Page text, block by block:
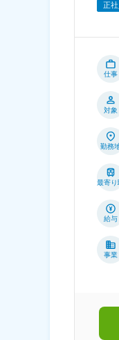
正社
仕事
対象
勤務
最寄り
給与
事業